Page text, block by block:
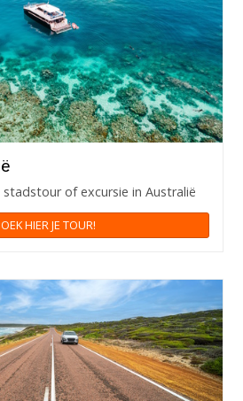
stadstour of excursie in Australië
HIER JE TOUR!